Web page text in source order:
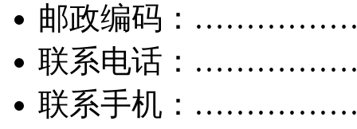
邮政编码：
联系电话：
联系手机：